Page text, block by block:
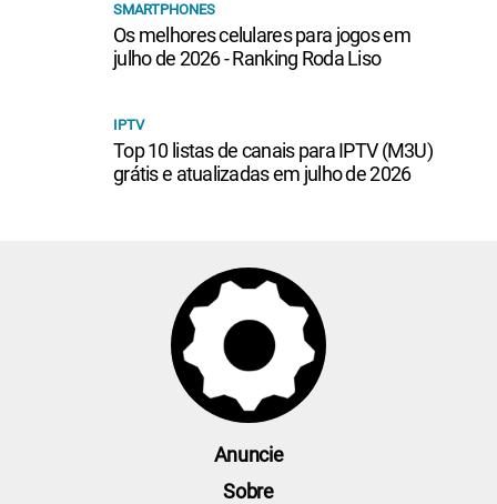
SMARTPHONES
Os melhores celulares para jogos em
julho de 2026 - Ranking Roda Liso
IPTV
Top 10 listas de canais para IPTV (M3U)
grátis e atualizadas em julho de 2026
Anuncie
Sobre